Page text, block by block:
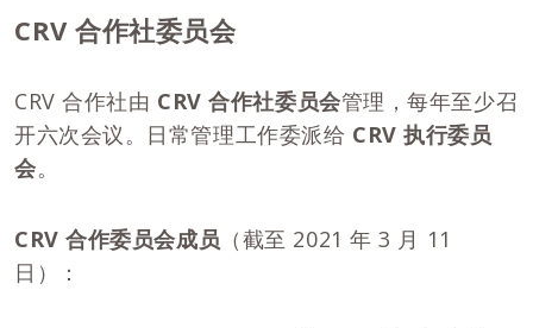
CRV 合作社委员会
CRV 合作社由 CRV合作社委员会管理，每年至少召
开六次会议。日常管理工作委派给 CRV执行委员
会。
CRV合作委员会成员 （截至 2021 年 3 月 11
日）：